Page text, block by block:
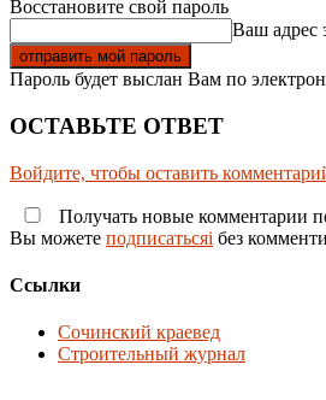
Восстановите свой пароль
Ваш адрес
Пароль будет выслан Вам по
ОСТАВЬТЕ ОТВЕТ
Войдите, чтобы оставить
Получать новые комментарии
Вы можете подписатьсяi без
Ссылки
Сочинский краевед
Строительный журнал